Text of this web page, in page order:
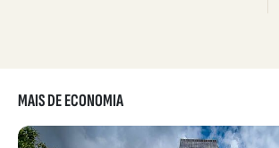
MAIS DE ECONOMIA